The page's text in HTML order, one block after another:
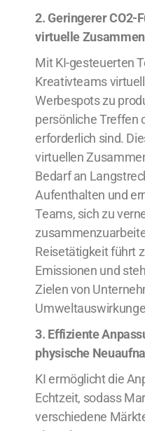
2. Geringerer CO2-
virtuelle
Mit KI-gesteuerten
Kreativteams
Werbespots zu
persönliche Treffen
erforderlich sind.
virtuellen
Bedarf an
Aufenthalten und
Teams, sich zu
Reisetätigkeit führt
Emissionen und
Zielen von
3. Effiziente
physische
KI ermöglicht die
Echtzeit, sodass
verschiedene